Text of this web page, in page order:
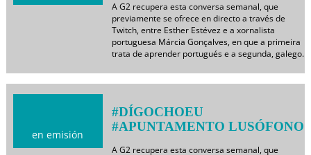
A G2 recupera esta conversa semanal, que
previamente se ofrece en directo a través de
Twitch, entre Esther Estévez e a xornalista
portuguesa Márcia Gonçalves, en que a primeira
trata de aprender portugués e a segunda, galego.
en emisión
#DÍGOCHOEU
#APUNTAMENTO LUSÓFONO
A G2 recupera esta conversa semanal, que